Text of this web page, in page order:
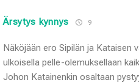
Ärsytys kynnys 9
Näköjään ero Sipilän ja Kataisen
ulkoisella pelle-olemuksellaan
Johon Katainenkin osaltaan